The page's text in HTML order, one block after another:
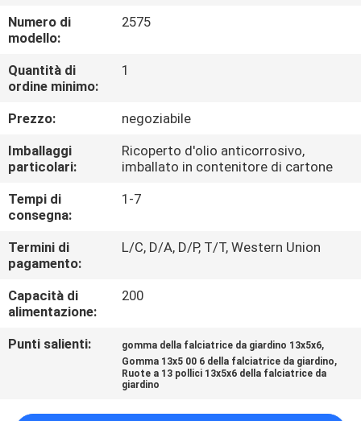
GIRO
DELLA
FABBRICA
CONTROLLO
DI
QUALITÀ
CONTATTICI
NOTIZIE
UNA
Numero di
modello:
2575
Quantità di
ordine minimo:
1
Prezzo:
negoziabile
Imballaggi
particolari:
Ricoperto d'olio anticorrosivo,
imballato in contenitore di cartone
Tempi di
consegna:
1-7
Termini di
pagamento:
L/C, D/A, D/P, T/T, Western Union
Capacità di
alimentazione:
200
Punti salienti: gomma della falciatrice da giardino 13x5x6,
Gomma 13x5 00 6 della falciatrice da giardino,
Ruote a 13 pollici 13x5x6 della falciatrice da
giardino